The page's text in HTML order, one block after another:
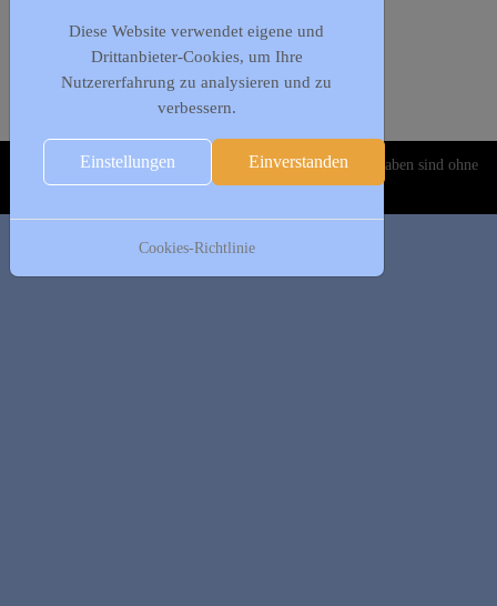
Vorheriger Tag
Sonntag, 29. September 2024
Folgetag
Es wurden keine Events gefunden
Copyright © 2020-2026 DJK Gillrath 1911 e. V. Alle Angaben sind ohne
Gewähr!
Diese Website verwendet eigene und
Drittanbieter-Cookies, um Ihre
Nutzererfahrung zu analysieren und zu
verbessern.
Einstellungen Einverstanden
Cookies-Richtlinie